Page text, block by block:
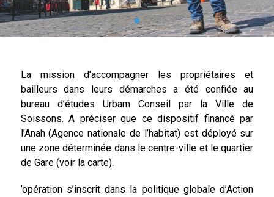
La mission d’accompagner les propriétaires et
bailleurs dans leurs démarches a été confiée au
bureau d’études Urbam Conseil par la Ville de
Soissons. A préciser que ce dispositif financé par
l’Anah (Agence nationale de l’habitat) est déployé sur
une zone déterminée dans le centre-ville et le quartier
de Gare (voir la carte).
’opération s’inscrit dans la politique globale d’Action